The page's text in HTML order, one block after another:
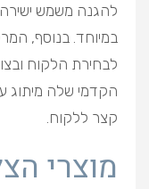
להגנה משמש
במיוחד. בנוסף,
לבחירת הלקוח
הקדמי שלה מיתוג
קצר ללקוח.
מוצרי